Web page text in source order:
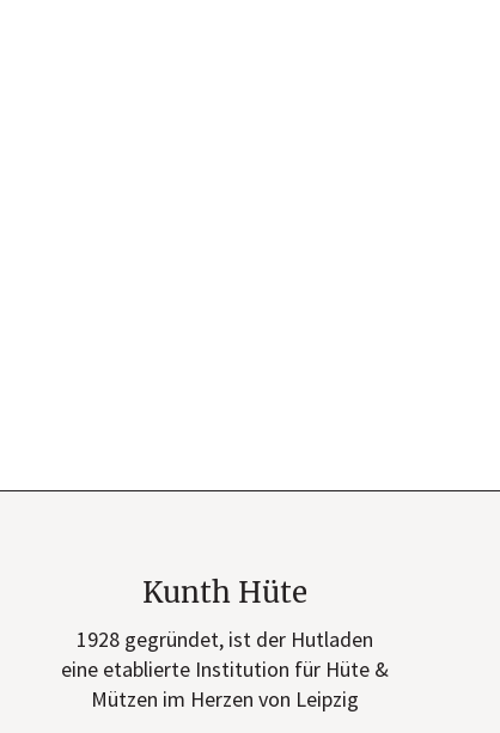
Kunth Hüte
1928 gegründet, ist der Hutladen
eine etablierte Institution für Hüte &
Mützen im Herzen von Leipzig